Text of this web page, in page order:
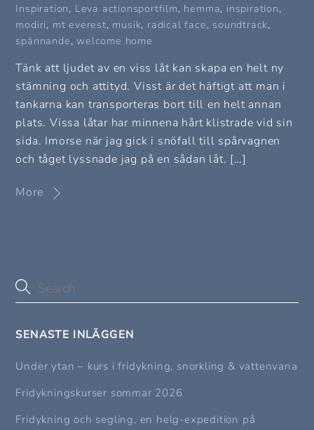
Inspiration, Leva actionsportfilm, hemma, inspiration,
modiri, mt everest, musik, radical face, soundtrack,
spännande,welcome home
Tänk att ljudet av en viss låt kan skapa en helt ny
stämning och attityd. Visst är det häftigt att man i
tankarna kan transporteras bort till en helt annan
plats. Vissa låtar har minnena hårt klistrade vid sin
sida. Imorse när jag gick i snöfall till spårvagnen
och tåget lyssnade jag på en sådan låt. […]
More
SENASTE INLÄGGEN
Under ytan – kurs i fridykning, snorkling & vattenvana
Fridykningskurser sommar 2026
Fridykning och segling, en helg-expedition på